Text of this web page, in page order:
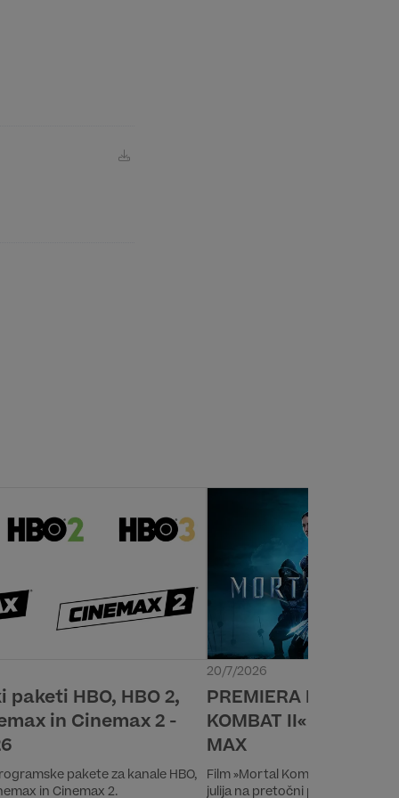
paketi HBO, HBO 2,
in Cinemax 2 -
pakete za kanale HBO,
in Cinemax 2.
20/7/2026
PREMIERA FILMA
KOMBAT II« 24.
MAX
Film »Mortal Kombat II« bo
julija na pretočni platformi HBO